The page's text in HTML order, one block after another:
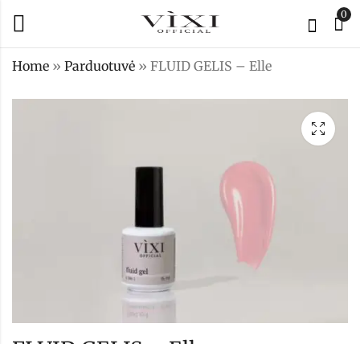
0
Home » Parduotuvė » FLUID GELIS – Elle
FLUID GELIS -
FLUID GELIS -